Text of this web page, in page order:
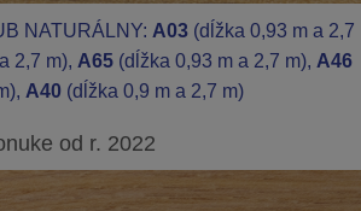
NATURÁLNY: A03 (dĺžka 0,93 m a 2,7
2,7 m), A65 (dĺžka 0,93 m a 2,7 m), A46
A40 (dĺžka 0,9 m a 2,7 m)
od r. 2022